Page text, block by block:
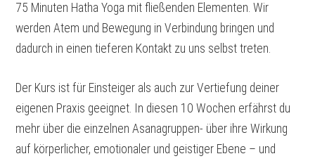
75 Minuten Hatha Yoga mit fließenden Elementen. Wir
werden Atem und Bewegung in Verbindung bringen und
dadurch in einen tieferen Kontakt zu uns selbst treten.
Der Kurs ist für Einsteiger als auch zur Vertiefung deiner
eigenen Praxis geeignet. In diesen 10 Wochen erfährst du
mehr über die einzelnen Asanagruppen- über ihre Wirkung
auf körperlicher, emotionaler und geistiger Ebene – und